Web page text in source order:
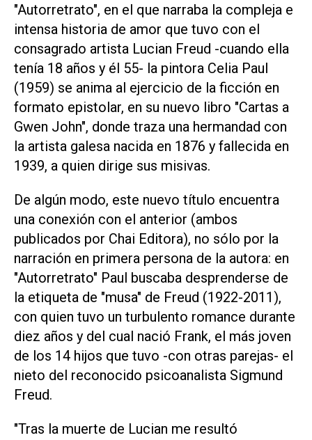
"Autorretrato", en el que narraba la compleja e
intensa historia de amor que tuvo con el
consagrado artista Lucian Freud -cuando ella
tenía 18 años y él 55- la pintora Celia Paul
(1959) se anima al ejercicio de la ficción en
formato epistolar, en su nuevo libro "Cartas a
Gwen John", donde traza una hermandad con
la artista galesa nacida en 1876 y fallecida en
1939, a quien dirige sus misivas.
De algún modo, este nuevo título encuentra
una conexión con el anterior (ambos
publicados por Chai Editora), no sólo por la
narración en primera persona de la autora: en
"Autorretrato" Paul buscaba desprenderse de
la etiqueta de "musa" de Freud (1922-2011),
con quien tuvo un turbulento romance durante
diez años y del cual nació Frank, el más joven
de los 14 hijos que tuvo -con otras parejas- el
nieto del reconocido psicoanalista Sigmund
Freud.
"Tras la muerte de Lucian me resultó